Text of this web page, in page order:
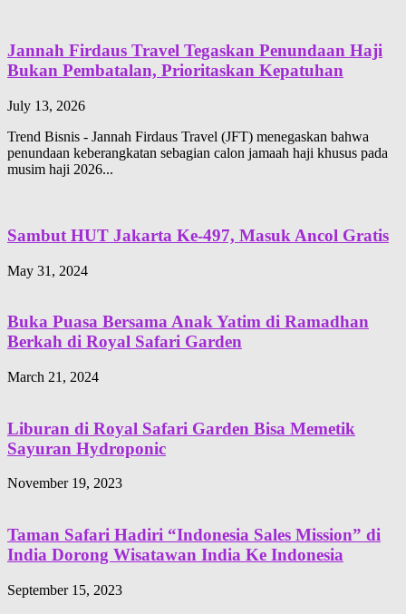
Jannah Firdaus Travel Tegaskan Penundaan Haji
Bukan Pembatalan, Prioritaskan Kepatuhan
July 13, 2026
Trend Bisnis - Jannah Firdaus Travel (JFT) menegaskan bahwa
penundaan keberangkatan sebagian calon jamaah haji khusus pada
musim haji 2026...
Sambut HUT Jakarta Ke-497, Masuk Ancol Gratis
May 31, 2024
Buka Puasa Bersama Anak Yatim di Ramadhan
Berkah di Royal Safari Garden
March 21, 2024
Liburan di Royal Safari Garden Bisa Memetik
Sayuran Hydroponic
November 19, 2023
Taman Safari Hadiri “Indonesia Sales Mission” di
India Dorong Wisatawan India Ke Indonesia
September 15, 2023